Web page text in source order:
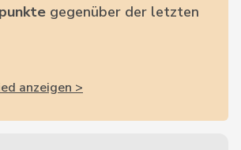
gegenüber der letzten
anzeigen >